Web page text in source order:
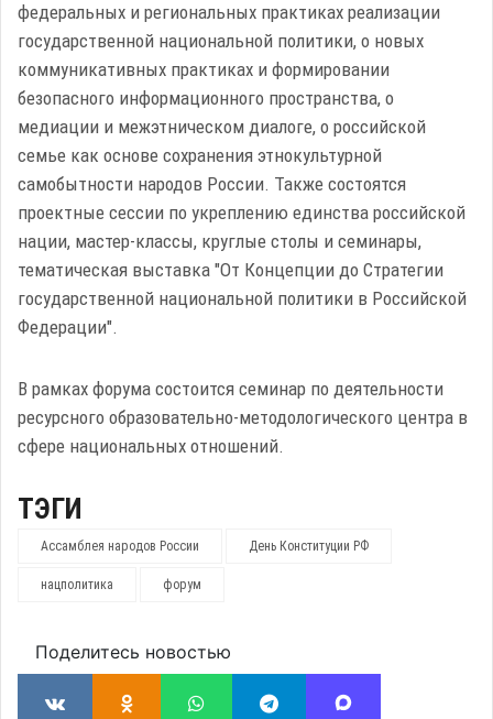
федеральных и региональных практиках реализации
государственной национальной политики, о новых
коммуникативных практиках и формировании
безопасного информационного пространства, о
медиации и межэтническом диалоге, о российской
семье как основе сохранения этнокультурной
самобытности народов России. Также состоятся
проектные сессии по укреплению единства российской
нации, мастер-классы, круглые столы и семинары,
тематическая выставка "От Концепции до Стратегии
государственной национальной политики в Российской
Федерации".
В рамках форума состоится семинар по деятельности
ресурсного образовательно-методологического центра в
сфере национальных отношений.
ТЭГИ
Ассамблея народов России День Конституции РФ
нацполитика форум
Поделитесь новостью